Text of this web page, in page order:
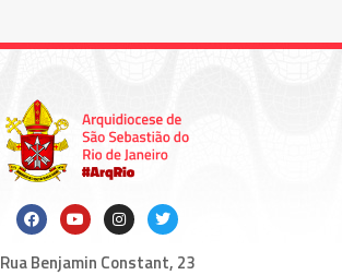
Rua Benjamin Constant, 23